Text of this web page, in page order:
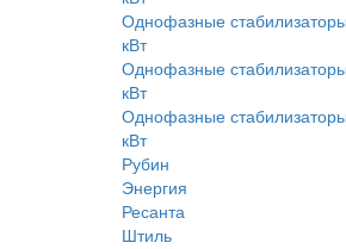
Однофазные
кВт
Однофазные
кВт
Однофазные
кВт
Рубин
Энергия
Ресанта
Штиль